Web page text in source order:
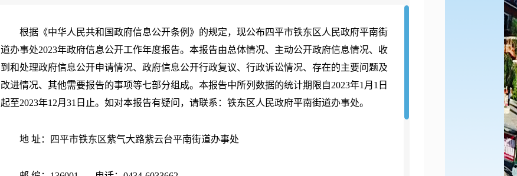
根据《中华人民共和国政府信息公开条例》的规定，现公布四平市铁东区人民政府平南街
道办事处2023年政府信息公开工作年度报告。本报告由总体情况、主动公开政府信息情况、收
到和处理政府信息公开申请情况、政府信息公开行政复议、行政诉讼情况、存在的主要问题及
改进情况、其他需要报告的事项等七部分组成。本报告中所列数据的统计期限自2023年1月1日
起至2023年12月31日止。如对本报告有疑问，请联系：铁东区人民政府平南街道办事处。
地 址：四平市铁东区紫气大路紫云台平南街道办事处